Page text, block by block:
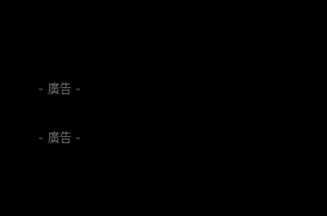
- 廣告 -
- 廣告 -